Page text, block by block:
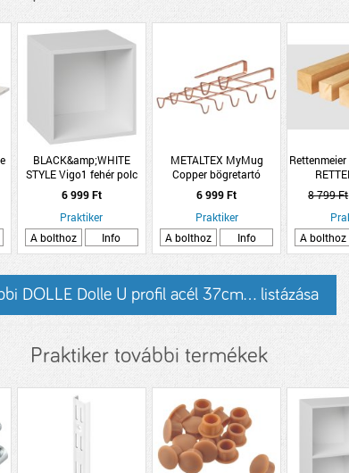
BLACK&amp;WHITE
STYLE Vigo1 fehér polc
36,7x36,7x32,5cm
6 999 Ft
Praktiker
A bolthoz
Info
METALTEX MyMug
Copper bögretartó
14x28x6cm réz színű
rozsdamentes acél
6 999 Ft
Praktiker
A bolthoz
Info
FEHÉRFA
FENYŐ
8 799 Ft
A bolthoz
DOLLE Dolle U profil acél 37cm... listázása
Praktiker további termékek